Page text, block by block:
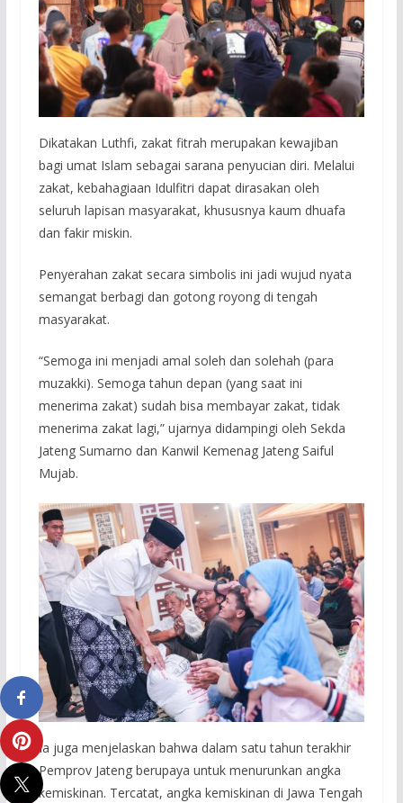
Dikatakan Luthfi, zakat fitrah merupakan kewajiban
bagi umat Islam sebagai sarana penyucian diri. Melalui
zakat, kebahagiaan Idulfitri dapat dirasakan oleh
seluruh lapisan masyarakat, khususnya kaum dhuafa
dan fakir miskin.
Penyerahan zakat secara simbolis ini jadi wujud nyata
semangat berbagi dan gotong royong di tengah
masyarakat.
“Semoga ini menjadi amal soleh dan solehah (para
muzakki). Semoga tahun depan (yang saat ini
menerima zakat) sudah bisa membayar zakat, tidak
menerima zakat lagi,” ujarnya didampingi oleh Sekda
Jateng Sumarno dan Kanwil Kemenag Jateng Saiful
Mujab.
Ia juga menjelaskan bahwa dalam satu tahun terakhir
Pemprov Jateng berupaya untuk menurunkan angka
kemiskinan. Tercatat, angka kemiskinan di Jawa Tengah